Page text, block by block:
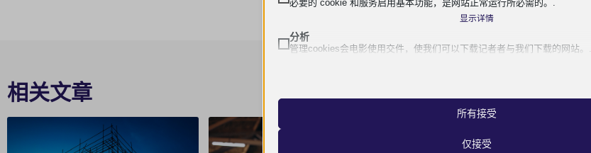
相关文章
必要的 cookie 和服务启用基本功能，是网站正常运行所必需的。.
显示详情
mhcookie
分析
管理cookies会电影使用交件，使我们可以下载记者者与我们下载的网站。.
mp_*_mixpanel
所有接受
仅接受